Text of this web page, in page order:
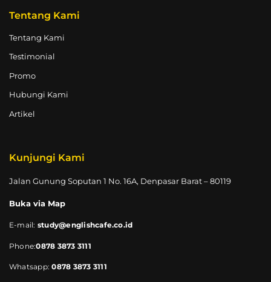
Tentang Kami
Tentang Kami
Testimonial
Promo
Hubungi Kami
Artikel
Kunjungi Kami
Jalan Gunung Soputan 1 No. 16A, Denpasar Barat – 80119
Buka via Map
E-mail: study@englishcafe.co.id
Phone:0878 3873 3111
Whatsapp:0878 3873 3111